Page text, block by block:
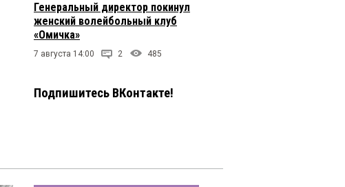
Генеральный директор покинул
женский волейбольный клуб
«Омичка»
7 августа 14:00 2 485
Подпишитесь ВКонтакте!